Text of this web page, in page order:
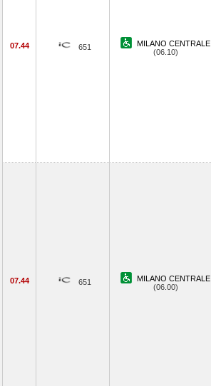
07.44 651
MILANO CENTRALE
(06.10)
07.44 651
MILANO CENTRALE
(06.00)